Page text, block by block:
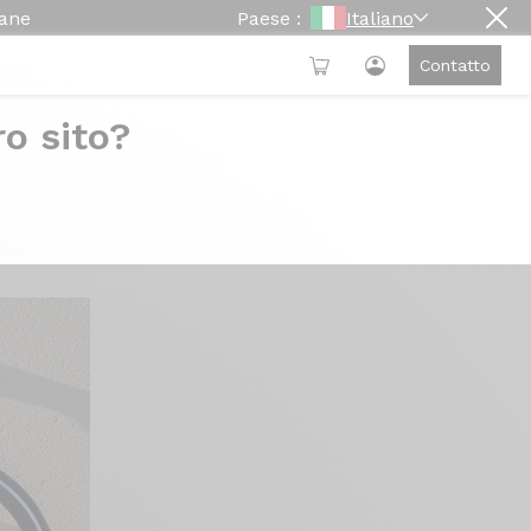
Paese : Italiano
Contatto
sito?